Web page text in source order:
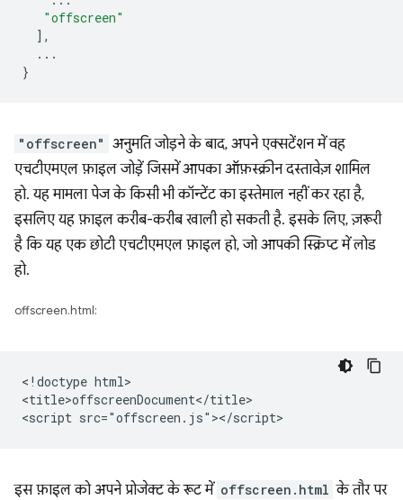
"offscreen"
],
...
}
"offscreen" अनुमति जोड़ने के बाद, अपने एक्सटेंशन में वह
एचटीएमएल फ़ाइल जोड़ें जिसमें आपका ऑफ़स्क्रीन दस्तावेज़ शामिल
हो. यह मामला पेज के किसी भी कॉन्टेंट का इस्तेमाल नहीं कर रहा है,
इसलिए यह फ़ाइल करीब-करीब खाली हो सकती है. इसके लिए, ज़रूरी
है कि यह एक छोटी एचटीएमएल फ़ाइल हो, जो आपकी स्क्रिप्ट में लोड
हो.
offscreen.html:
<!doctype html>
<title>offscreenDocument</title>
इस फ़ाइल को अपने प्रोजेक्ट के रूट में offscreen.html के तौर पर